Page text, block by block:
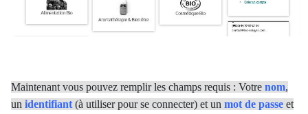
Maintenant vous pouvez remplir les champs requis : Votre nom,
un identifiant (à utiliser pour se connecter) et un mot de passe et